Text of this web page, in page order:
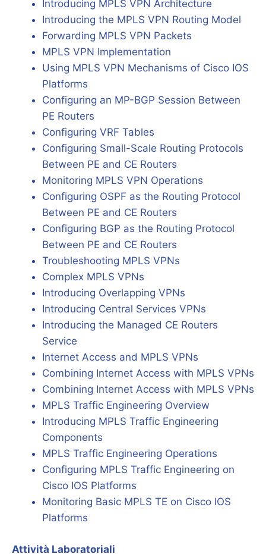
Introducing MPLS VPN Architecture
Introducing the MPLS VPN Routing Model
Forwarding MPLS VPN Packets
MPLS VPN Implementation
Using MPLS VPN Mechanisms of Cisco IOS
Platforms
Configuring an MP-BGP Session Between
PE Routers
Configuring VRF Tables
Configuring Small-Scale Routing Protocols
Between PE and CE Routers
Monitoring MPLS VPN Operations
Configuring OSPF as the Routing Protocol
Between PE and CE Routers
Configuring BGP as the Routing Protocol
Between PE and CE Routers
Troubleshooting MPLS VPNs
Complex MPLS VPNs
Introducing Overlapping VPNs
Introducing Central Services VPNs
Introducing the Managed CE Routers
Service
Internet Access and MPLS VPNs
Combining Internet Access with MPLS VPNs
Combining Internet Access with MPLS VPNs
MPLS Traffic Engineering Overview
Introducing MPLS Traffic Engineering
Components
MPLS Traffic Engineering Operations
Configuring MPLS Traffic Engineering on
Cisco IOS Platforms
Monitoring Basic MPLS TE on Cisco IOS
Platforms
Attività Laboratoriali